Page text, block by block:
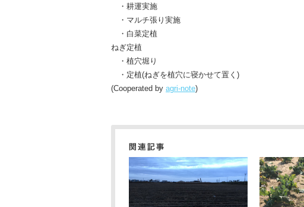
・耕運実施
・マルチ張り実施
・白菜定植
ねぎ定植
・植穴堀り
・定植(ねぎを植穴に寝かせて置く)
(Cooperated by agri-note)